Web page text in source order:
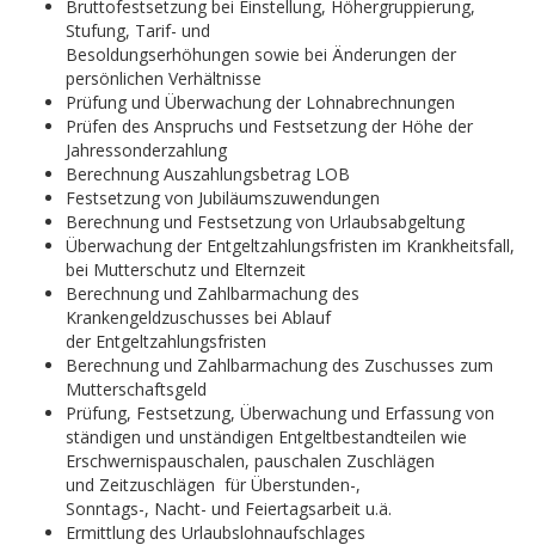
Bruttofestsetzung bei Einstellung, Höhergruppierung,
Stufung, Tarif- und
Besoldungserhöhungen sowie bei Änderungen der
persönlichen Verhältnisse
Prüfung und Überwachung der Lohnabrechnungen
Prüfen des Anspruchs und Festsetzung der Höhe der
Jahressonderzahlung
Berechnung Auszahlungsbetrag LOB
Festsetzung von Jubiläumszuwendungen
Berechnung und Festsetzung von Urlaubsabgeltung
Überwachung der Entgeltzahlungsfristen im Krankheitsfall,
bei Mutterschutz und Elternzeit
Berechnung und Zahlbarmachung des
Krankengeldzuschusses bei Ablauf
der Entgeltzahlungsfristen
Berechnung und Zahlbarmachung des Zuschusses zum
Mutterschaftsgeld
Prüfung, Festsetzung, Überwachung und Erfassung von
ständigen und unständigen Entgeltbestandteilen wie
Erschwernispauschalen, pauschalen Zuschlägen
und Zeitzuschlägen für Überstunden-,
Sonntags-, Nacht- und Feiertagsarbeit u.ä.
Ermittlung des Urlaubslohnaufschlages